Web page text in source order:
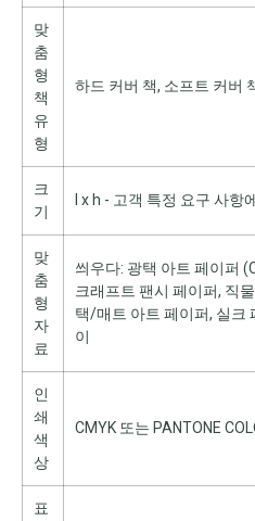
맞
춤
형
책
유
형
하드 커버 책, 소프트 커버
크
기
l x h - 고객 특정 요구 사항
맞
춤
형
자
료
씌우다: 광택 아트 페이퍼
크래프트 팬시 페이퍼, 직
택/매트 아트 페이퍼, 실크
이
인
쇄
색
상
CMYK 또는 PANTONE
표